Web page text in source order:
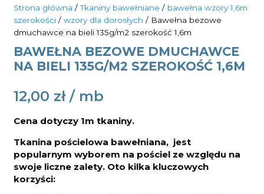
Strona główna /Tkaniny bawełniane / bawełna wzory 1,6m
szerokości/ wzory dla dorosłych / Bawełna bezowe
dmuchawce na bieli 135g/m2 szerokość 1,6m
BAWEŁNA BEZOWE DMUCHAWCE
NA BIELI 135G/M2 SZEROKOŚĆ 1,6M
12,00 zł
Cena dotyczy 1m tkaniny.
Tkanina pościelowa bawełniana, jest
popularnym wyborem na pościel ze względu na
swoje liczne zalety. Oto kilka kluczowych
korzyści: